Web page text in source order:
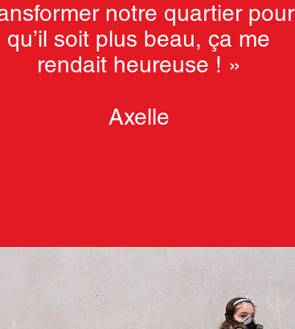
notre quartier pour
qu’il soit plus beau, ça me
rendait heureuse ! »
Axelle